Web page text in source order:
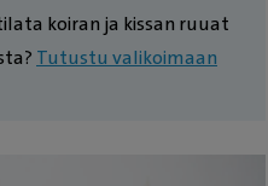
koiran ja kissan ruuat
Tutustu valikoimaan